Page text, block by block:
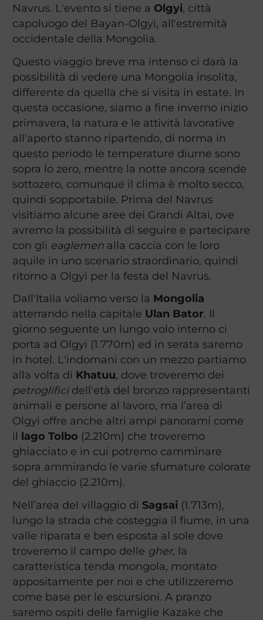
Navrus. L'evento si tiene a Olgyi, città
capoluogo del Bayan-Olgyi, all'estremità
occidentale della Mongolia.
Questo viaggio breve ma intenso ci darà la
possibilità di vedere una Mongolia insolita,
differente da quella che si visita in estate. In
questa occasione, siamo a fine inverno inizio
primavera, la natura e le attività lavorative
all'aperto stanno ripartendo, di norma in
questo periodo le temperature diurne sono
sopra lo zero, mentre la notte ancora scende
sottozero, comunque il clima è molto secco,
quindi sopportabile. Prima del Navrus
visitiamo alcune aree dei Grandi Altai, ove
avremo la possibilità di seguire e partecipare
con gli eaglemenalla caccia con le loro
aquile in uno scenario straordinario, quindi
ritorno a Olgyi per la festa del Navrus.
Dall'Italia voliamo verso la Mongolia
atterrando nella capitale Ulan Bator. Il
giorno seguente un lungo volo interno ci
porta ad Olgyi (1.770m) ed in serata saremo
in hotel. L'indomani con un mezzo partiamo
alla volta di Khatuu, dove troveremo dei
petroglificidell'età del bronzo rappresentanti
animali e persone al lavoro, ma l’area di
Olgyi offre anche altri ampi panorami come
il lago Tolbo (2.210m) che troveremo
ghiacciato e in cui potremo camminare
sopra ammirando le varie sfumature colorate
del ghiaccio (2.210m).
Nell’area del villaggio di Sagsai(1.713m),
lungo la strada che costeggia il fiume, in una
valle riparata e ben esposta al sole dove
troveremo il campo delle gher, la
caratteristica tenda mongola, montato
appositamente per noi e che utilizzeremo
come base per le escursioni. A pranzo
saremo ospiti delle famiglie Kazake che